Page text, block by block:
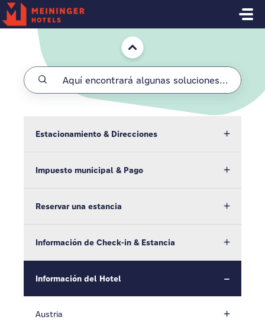
Saltar al contenido principal
Inicio
Estacionamiento & Direcciones
Impuesto municipal & Pago
Reservar una estancia
Información de Check-in & Estancia
Información del Hotel
Austria